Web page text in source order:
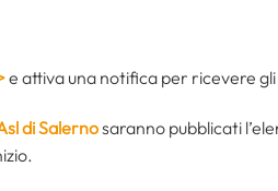
e attiva una notifica per ricevere
di Salernosaranno pubblicati